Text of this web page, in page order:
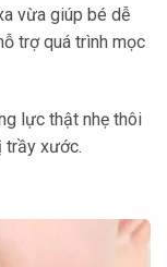
vừa giúp bé dễ
trợ quá trình mọc
lực thật nhẹ thôi
trầy xước.